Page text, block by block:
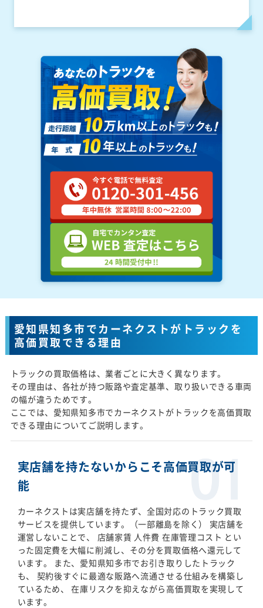
愛知県知多市でカーネクストがトラックを
高価買取できる理由
トラックの買取価格は、業者ごとに大きく異なります。
その理由は、各社が持つ販路や査定基準、取り扱いできる車両
の幅が違うためです。
ここでは、愛知県知多市でカーネクストがトラックを高価買取
できる理由についてご説明します。
実店舗を持たないからこそ高価買取が可
能
カーネクストは実店舗を持たず、全国対応のトラック買取
サービスを提供しています。（一部離島を除く） 実店舗を
運営しないことで、 店舗家賃 人件費 在庫管理コスト とい
った固定費を大幅に削減し、その分を買取価格へ還元して
います。 また、愛知県知多市でお引き取りしたトラック
も、 契約後すぐに最適な販路へ流通させる仕組みを構築し
ているため、 在庫リスクを抑えながら高価買取を実現して
います。